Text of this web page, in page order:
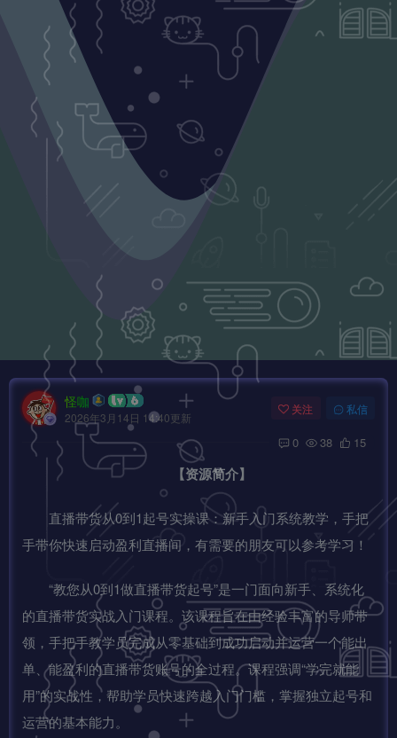
怪咖
2026年3月14日 14:40更新
关注 私信
0 38 15
【资源简介】
直播带货从0到1起号实操课：新手入门系统教学，手把
手带你快速启动盈利直播间，有需要的朋友可以参考学习！
“教您从0到1做直播带货起号”是一门面向新手、系统化
的直播带货实战入门课程。该课程旨在由经验丰富的导师带
领，手把手教学员完成从零基础到成功启动并运营一个能出
单、能盈利的直播带货账号的全过程。课程强调“学完就能
用”的实战性，帮助学员快速跨越入门门槛，掌握独立起号和
运营的基本能力。